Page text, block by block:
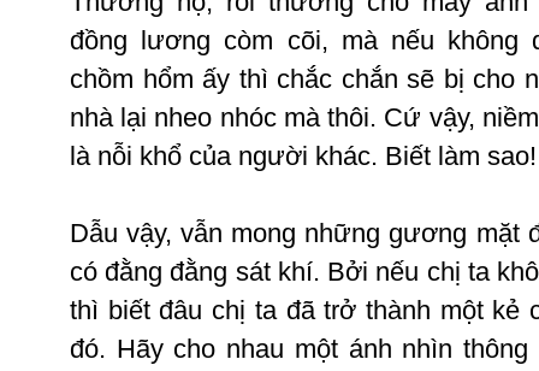
đồng
lương còm cõi, mà nếu không
chồm hổm ấy thì chắc chắn sẽ bị cho
nhà lại nheo nhóc mà thôi. Cứ vậy, niềm
là nỗi khổ của người khác. Biết làm sao!
Dẫu vậy,vẫn mong những gương mặt
có đằng đằng sát khí. Bởi nếu chị ta
thì biết đâu chị ta đã trở thành một kẻ
đó. Hãy cho nhau một ánh nhìn thông